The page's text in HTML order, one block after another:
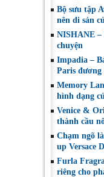
Bộ sưu tập
nên di sản
NISHANE –
chuyện
Impadia –
Paris đương
Memory
hình dạng
Venice &
thành cầu
Chạm ngõ
up Versace
Furla
riêng cho